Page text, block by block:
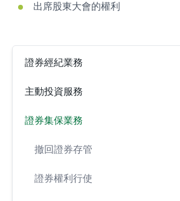
證券經紀業務
主動投資服務
證券集保業務
撤回證券存管
證券權利行使
出席股東大會的權利